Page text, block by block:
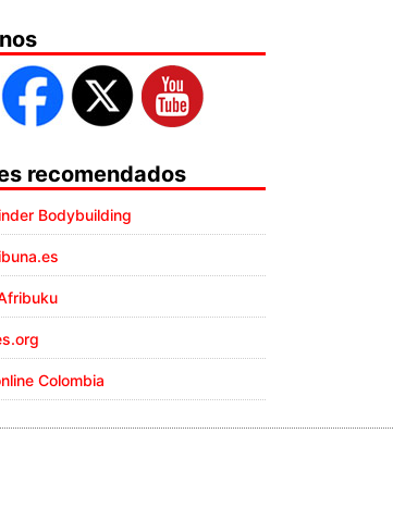
recomendados
Bodybuilding
Colombia